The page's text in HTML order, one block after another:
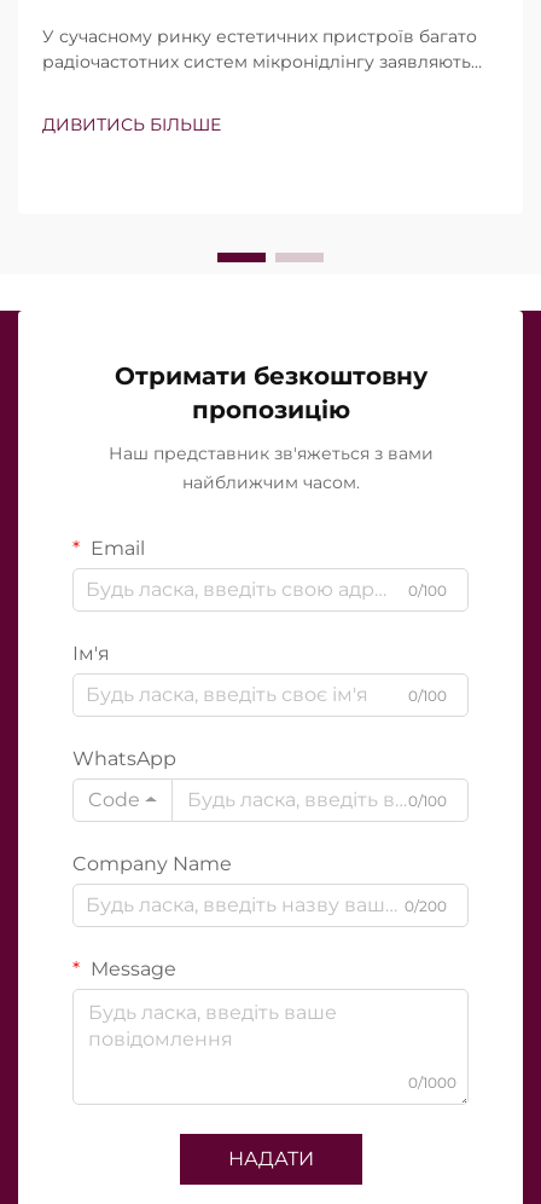
У сучасному ринку естетичних пристроїв багато
радіочастотних систем мікронідлінгу заявляють
в тому, чи існують ці функції, а в тому, наскільки
ДИВИТИСЬ БІЛЬШЕ
Отримати безкоштовну
пропозицію
Наш представник зв'яжеться з вами
найближчим часом.
Email
0/100
Ім'я
0/100
WhatsApp
Code
0/100
Company Name
0/200
Message
0/1000
НАДАТИ